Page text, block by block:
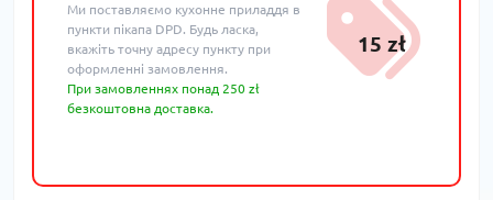
Ми поставляємо кухонне приладдя в
пункти пікапа DPD. Будь ласка,
вкажіть точну адресу пункту при
оформленні замовлення.
При замовленнях понад 250 zł
безкоштовна доставка.
15 zł